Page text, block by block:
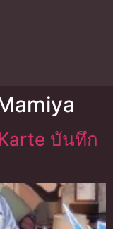
บันทึก